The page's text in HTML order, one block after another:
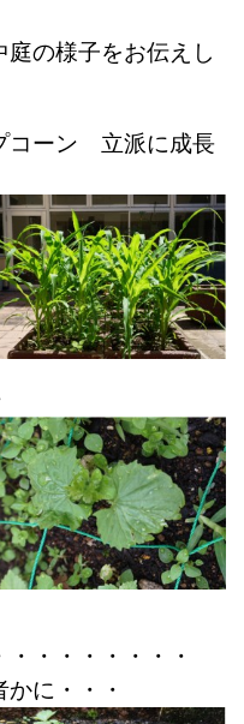
の様子をお伝えし
コーン 立派に成長
・・・・・・・・
に・・・